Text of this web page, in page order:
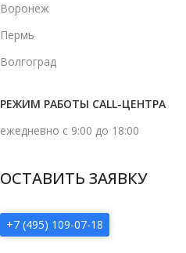
Воронеж
Пермь
Волгоград
РЕЖИМ РАБОТЫ CALL-ЦЕНТРА
ежедневно с 9:00 до 18:00
ОСТАВИТЬ ЗАЯВКУ
+7 (495) 109-07-18